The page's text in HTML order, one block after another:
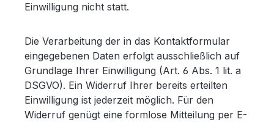
Einwilligung nicht statt.
Die Verarbeitung der in das Kontaktformular
eingegebenen Daten erfolgt ausschließlich auf
Grundlage Ihrer Einwilligung (Art. 6 Abs. 1 lit. a
DSGVO). Ein Widerruf Ihrer bereits erteilten
Einwilligung ist jederzeit möglich. Für den
Widerruf genügt eine formlose Mitteilung per E-